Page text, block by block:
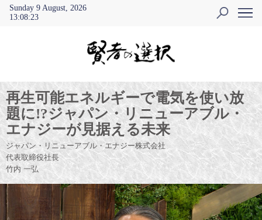
Sunday 9 August, 2026
13:08:24
再生可能エネルギーで電気を使い放
題に!?ジャパン・リニューアブル・
エナジーが見据える未来
ジャパン・リニューアブル・エナジー株式会社
代表取締役社長
竹内 一弘